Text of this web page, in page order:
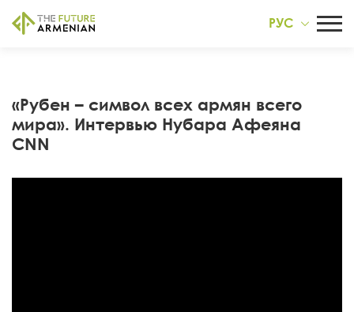
РУС
«Рубен – символ всех армян всего
мира». Интервью Нубара Афеяна
CNN